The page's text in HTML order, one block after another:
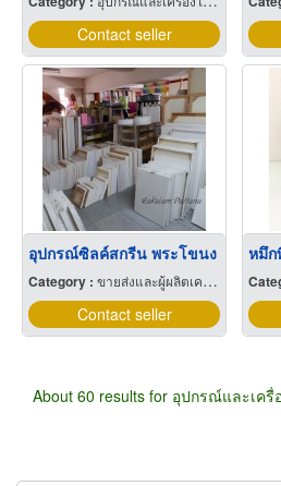
Contact seller
อุปกรณ์ซิลค์สกรีน พระโขนง
Category : ขายส่งและผู้ผลิตเครื่องเขียน
Contact seller
หมึก
About 60 results for อุปกรณ์และเค